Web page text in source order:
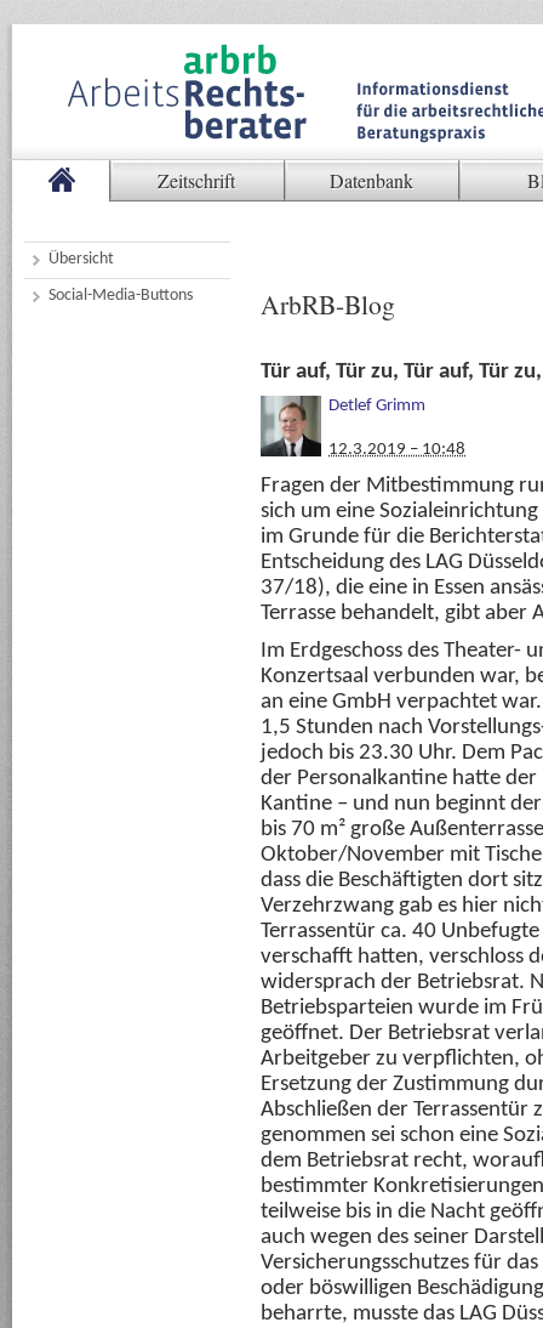
Zeitschrift Datenbank
Übersicht
Social-Media-Buttons
ArbRB-Blog
Tür auf, Tür zu, Tür auf, Tür
Detlef Grimm
12.3.2019 – 10:48
Fragen der Mitbestimmung
sich um eine
im Grunde für die
Entscheidung des LAG
37/18), die eine in Essen
Terrasse behandelt, gibt aber
Im Erdgeschoss des Theater-
Konzertsaal verbunden war,
an eine GmbH verpachtet
1,5 Stunden nach
jedoch bis 23.30 Uhr. Dem
der Personalkantine hatte
Kantine – und nun beginnt
bis 70 m² große
Oktober/November mit
dass die Beschäftigten dort
Verzehrzwang gab es hier
Terrassentür ca. 40
verschafft hatten, verschloss
widersprach der Betriebsrat.
Betriebsparteien wurde im
geöffnet. Der Betriebsrat
Arbeitgeber zu verpflichten,
Ersetzung der Zustimmung
Abschließen der Terrassentür
genommen sei schon eine
dem Betriebsrat recht,
bestimmter
teilweise bis in die Nacht
auch wegen des seiner
Versicherungsschutzes für
oder böswilligen
beharrte, musste das LAG